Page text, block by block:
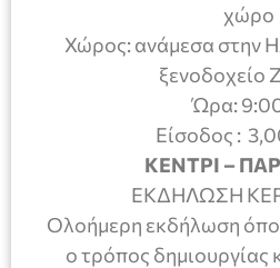
χώρο
Χώρος: ανάμεσα στην
ξενοδοχείο
Ώρα:
Είσοδος :
ΚΕΝΤΡΙ –
ΕΚΔΗΛΩΣΗ
Ολοήμερη εκδήλωση
ο τρόπος δημιουργίας